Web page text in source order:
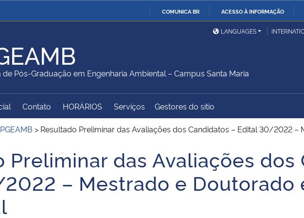
COMUNICA BR ACESSO À INFORMAÇÃO
Ministério da Justiça e
Ministério da Defesa
Ministério das Relações
Exteriores
Ministério da Educação
Ministério do Turismo
Ministério do
Desenvolvimento Regional
Controladoria-Geral da
União
Gabinete de Segurança
Institucional
Advocacia-Geral da União Banco Central do Brasil
LANGUAGES
Pós-Graduação em Engenharia Ambiental – Campus Santa Maria
do SítioContato HORÁRIOS Serviços Gestores do sítio
> Resultado Preliminar das Avaliações dos Candidatos – Edital 30/2022
Preliminar das Avaliações dos
– Mestrado e Doutorado